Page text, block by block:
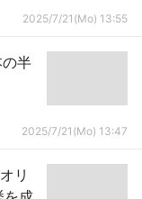
2025/7/21(Mo) 13:55
半
2025/7/21(Mo) 13:47
リ